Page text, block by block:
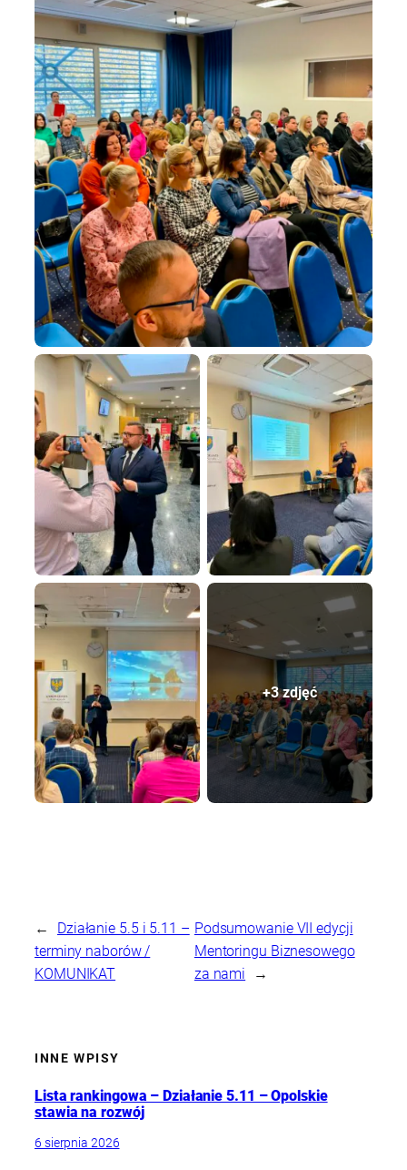
+3 zdjęć
←
Działanie 5.5 i 5.11 –
terminy naborów /
KOMUNIKAT
Podsumowanie VII edycji
Mentoringu Biznesowego
za nami
→
INNE WPISY
Lista rankingowa – Działanie 5.11 – Opolskie
stawia na rozwój
6 sierpnia 2026